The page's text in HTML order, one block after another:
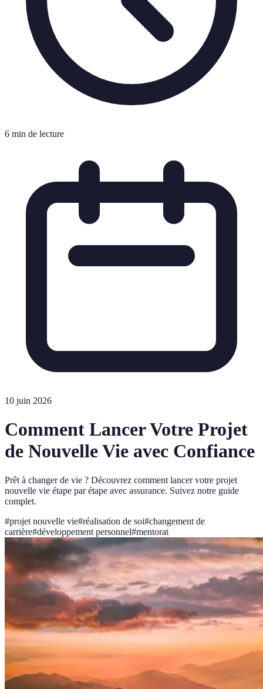
6 min de lecture
10 juin 2026
Comment Lancer Votre Projet
de Nouvelle Vie avec Confiance
Prêt à changer de vie ? Découvrez comment lancer votre projet
nouvelle vie étape par étape avec assurance. Suivez notre guide
complet.
#projet nouvelle vie#réalisation de soi#changement de
carrière#développement personnel#mentorat